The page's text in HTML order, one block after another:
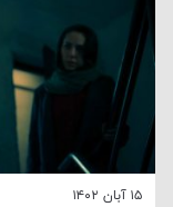
۱۵ آبان ۱۴۰۲